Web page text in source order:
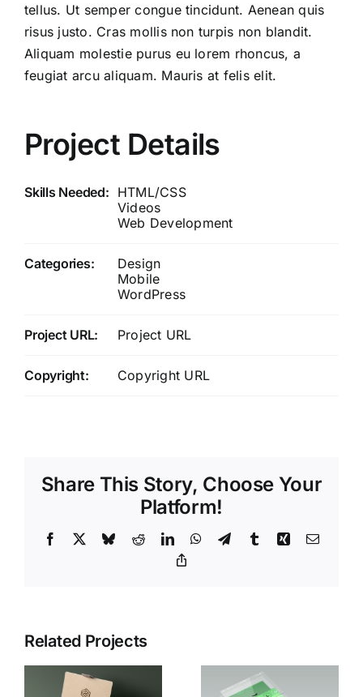
tellus. Ut semper congue tincidunt. Aenean quis
risus justo. Cras mollis non turpis non blandit.
Aliquam molestie purus eu lorem rhoncus, a
feugiat arcu aliquam. Mauris at felis elit.
Project Details
Skills Needed: HTML/CSS
Videos
Web Development
Categories:
Design
Mobile
WordPress
Project URL: Project URL
Copyright: Copyright URL
Share This Story, Choose Your
Platform!
Facebook BlueskyRedditLinkedInWhatsApp
TelegramTumblrXing Email
Related Projects